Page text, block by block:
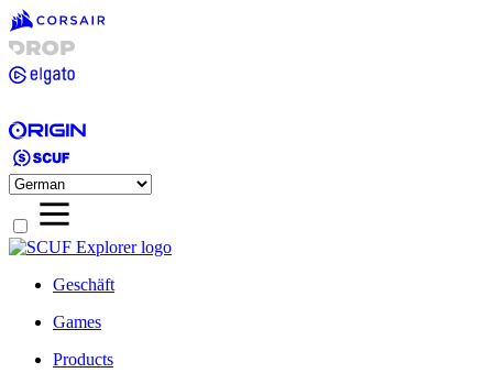
Geschäft
Games
Products